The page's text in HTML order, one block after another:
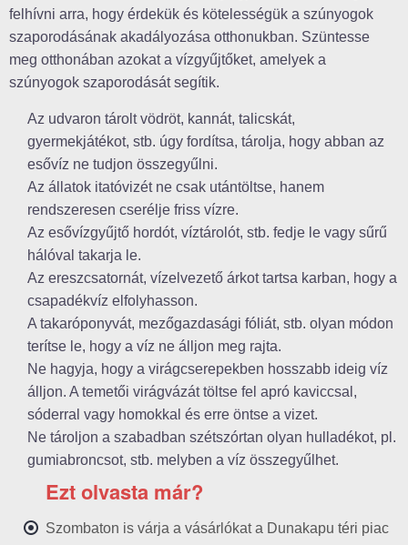
felhívni arra, hogy érdekük és kötelességük a szúnyogok
szaporodásának akadályozása otthonukban. Szüntesse
meg otthonában azokat a vízgyűjtőket, amelyek a
szúnyogok szaporodását segítik.
Az udvaron tárolt vödröt, kannát, talicskát,
gyermekjátékot, stb. úgy fordítsa, tárolja, hogy abban az
esővíz ne tudjon összegyűlni.
Az állatok itatóvizét ne csak utántöltse, hanem
rendszeresen cserélje friss vízre.
Az esővízgyűjtő hordót, víztárolót, stb. fedje le vagy sűrű
hálóval takarja le.
Az ereszcsatornát, vízelvezető árkot tartsa karban, hogy a
csapadékvíz elfolyhasson.
A takaróponyvát, mezőgazdasági fóliát, stb. olyan módon
terítse le, hogy a víz ne álljon meg rajta.
Ne hagyja, hogy a virágcserepekben hosszabb ideig víz
álljon. A temetői virágvázát töltse fel apró kaviccsal,
sóderral vagy homokkal és erre öntse a vizet.
Ne tároljon a szabadban szétszórtan olyan hulladékot, pl.
gumiabroncsot, stb. melyben a víz összegyűlhet.
Ezt olvasta már?
Szombaton is várja a vásárlókat a Dunakapu téri piac